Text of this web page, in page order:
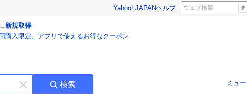
Yahoo! JAPANヘルプ
新規取得
購入限定、アプリで使えるお得なクーポン
キ
検索 ミュ